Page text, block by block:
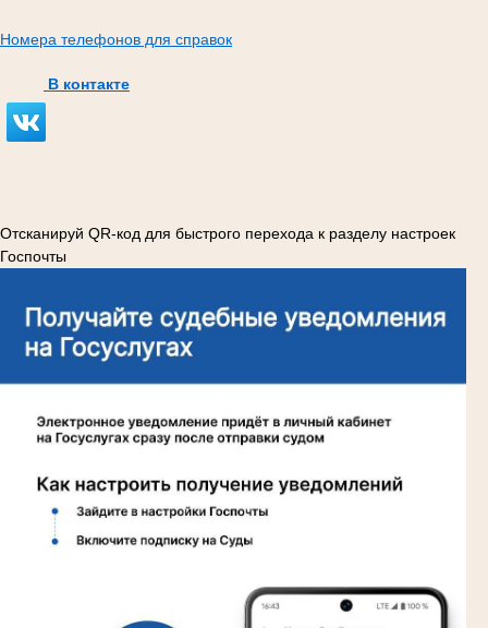
Номера телефонов для справок
В контакте
Отсканируй QR-код для быстрого перехода к разделу настроек
Госпочты